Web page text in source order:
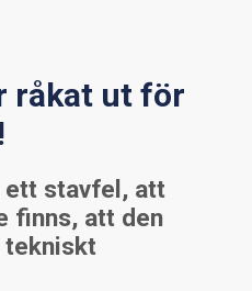
råkat ut för
ett stavfel, att
finns, att den